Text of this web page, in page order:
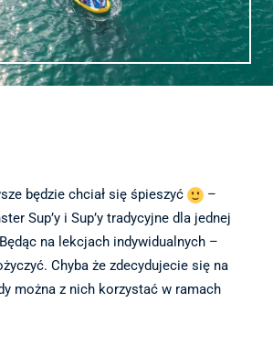
będzie chciał się śpieszyć
–
Sup’y i Sup’y tradycyjne dla jednej
na lekcjach indywidualnych –
Chyba że zdecydujecie się na
można z nich korzystać w ramach